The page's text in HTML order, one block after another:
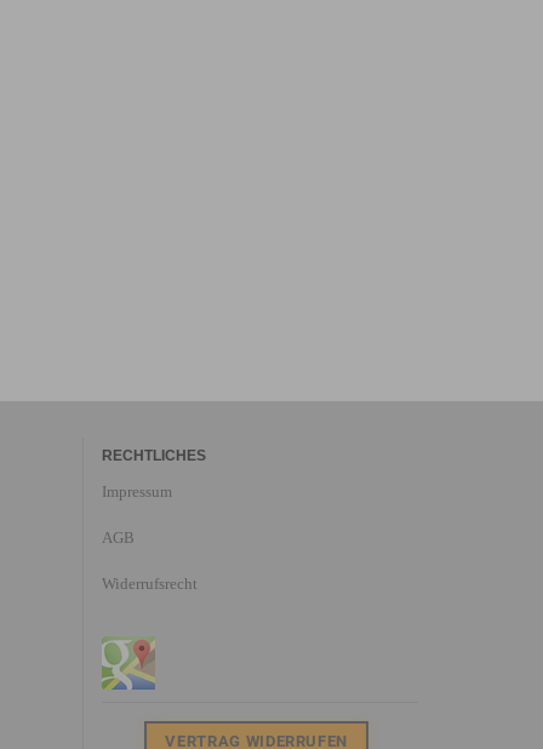
RECHTLICHES
Impressum
AGB
Widerrufsrecht
VERTRAG WIDERRUFEN